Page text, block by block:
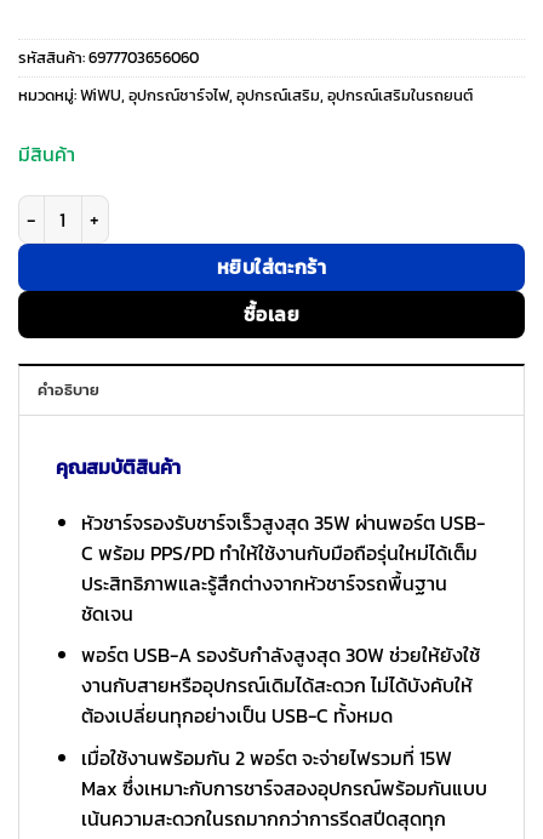
price
was:
price
is:
รหัสสินค้า:6977703656060
หมวดหมู่:WiWU, อุปกรณ์ชาร์จไฟ, อุปกรณ์เสริม, อุปกรณ์เสริมในรถยนต์
มีสินค้า
จำนวน WiWU รุ่น Nano Lite A+C Fast Car Charger 35W (Wi-CC030) - ที่
หยิบใส่ตะกร้า
ซื้อเลย
คำอธิบาย
คุณสมบัติสินค้า
หัวชาร์จรองรับชาร์จเร็วสูงสุด 35W ผ่านพอร์ต USB-
C พร้อม PPS/PD ทำให้ใช้งานกับมือถือรุ่นใหม่ได้เต็ม
ประสิทธิภาพและรู้สึกต่างจากหัวชาร์จรถพื้นฐาน
ชัดเจน
พอร์ต USB-A รองรับกำลังสูงสุด 30W ช่วยให้ยังใช้
งานกับสายหรืออุปกรณ์เดิมได้สะดวก ไม่ได้บังคับให้
ต้องเปลี่ยนทุกอย่างเป็น USB-C ทั้งหมด
เมื่อใช้งานพร้อมกัน 2 พอร์ต จะจ่ายไฟรวมที่ 15W
Max ซึ่งเหมาะกับการชาร์จสองอุปกรณ์พร้อมกันแบบ
เน้นความสะดวกในรถมากกว่าการรีดสปีดสุดทุก